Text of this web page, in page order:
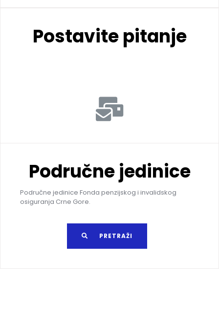
Postavite pitanje
Područne jedinice
Područne jedinice Fonda penzijskog i invalidskog
osiguranja Crne Gore.
PRETRAŽI